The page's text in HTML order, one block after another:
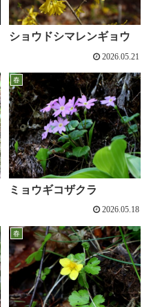
ショウドシマレンギョウ
2026.05.21
春
ミョウギコザクラ
2026.05.18
春